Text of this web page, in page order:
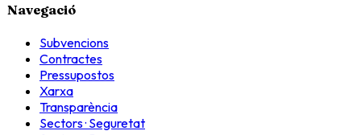
Navegació
Subvencions
Contractes
Pressupostos
Xarxa
Transparència
Sectors · Seguretat